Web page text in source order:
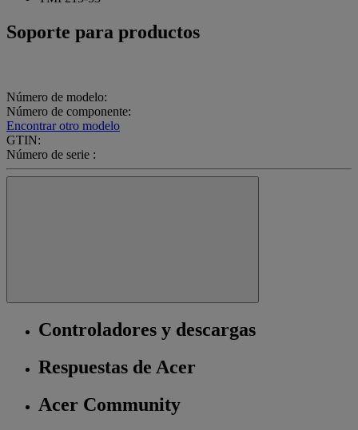
Soporte para productos
Número de modelo:
Número de componente:
Encontrar otro modelo
GTIN:
Número de serie :
Controladores y descargas
Respuestas de Acer
Acer Community